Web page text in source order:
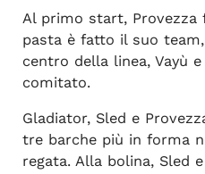
Al primo start, Provezza
pasta è fatto il suo
centro della linea, Vayù
comitato.
Gladiator, Sled e
tre barche più in forma
regata. Alla bolina, Sled